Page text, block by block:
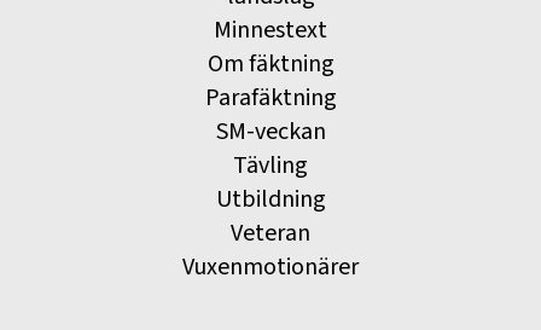
Minnestext
Om fäktning
Parafäktning
SM-veckan
Tävling
Utbildning
Veteran
Vuxenmotionärer